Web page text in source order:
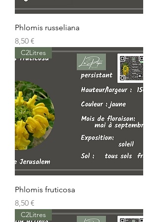
Phlomis russeliana
Prix
8,50 €
C2Litres
Phlomis fruticosa
Prix
8,50 €
C2Litres